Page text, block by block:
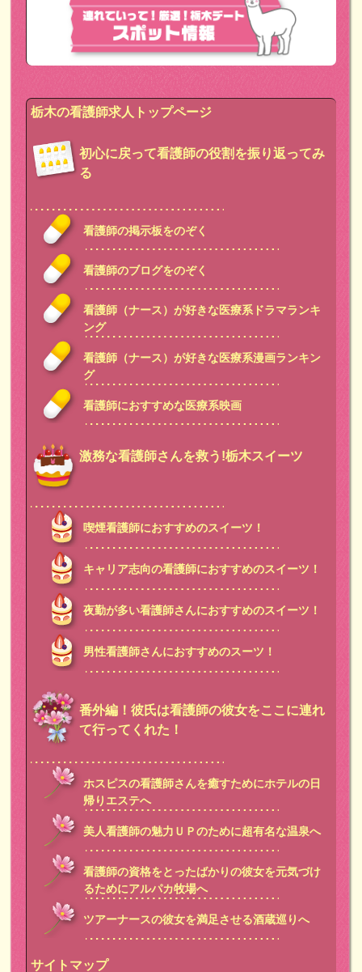
栃木の看護師求人トップページ
初心に戻って看護師の役割を振り返ってみ
る
看護師の掲示板をのぞく
看護師のブログをのぞく
看護師（ナース）が好きな医療系ドラマランキ
ング
看護師（ナース）が好きな医療系漫画ランキン
グ
看護師におすすめな医療系映画
激務な看護師さんを救う!栃木スイーツ
喫煙看護師におすすめのスイーツ！
キャリア志向の看護師におすすめのスイーツ！
夜勤が多い看護師さんにおすすめのスイーツ！
男性看護師さんにおすすめのスーツ！
番外編！彼氏は看護師の彼女をここに連れ
て行ってくれた！
ホスピスの看護師さんを癒すためにホテルの日
帰りエステへ
美人看護師の魅力ＵＰのために超有名な温泉へ
看護師の資格をとったばかりの彼女を元気づけ
るためにアルパカ牧場へ
ツアーナースの彼女を満足させる酒蔵巡りへ
サイトマップ